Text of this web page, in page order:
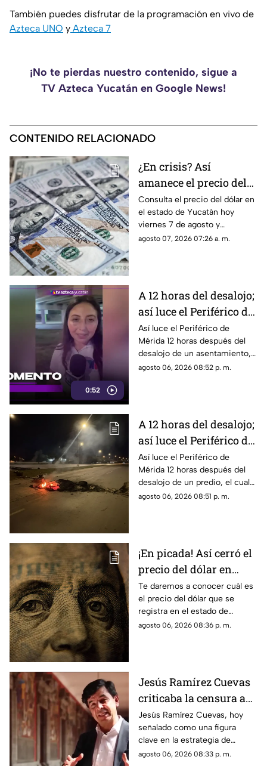
También puedes disfrutar de la programación en vivo de
Azteca UNO y Azteca 7
¡No te pierdas nuestro contenido, sigue a
TV Azteca Yucatán en Google News!
CONTENIDO RELACIONADO
¿En crisis? Así
amanece el precio del
dólar HOY, viernes 7 de
agosto en Yucatán
Consulta el precio del dólar en
el estado de Yucatán hoy
viernes 7 de agosto y
descubre si conviene cambiar
agosto 07, 2026 07:26 a. m.
0:52
A 12 horas del desalojo;
así luce el Periférico de
Mérida tras bloqueo y
protestas de
manifestantes
Así luce el Periférico de
Mérida 12 horas después del
desalojo de un asentamiento,
el cual provocó protestas,
agosto 06, 2026 08:52 p. m.
A 12 horas del desalojo;
así luce el Periférico de
Mérida tras bloqueo y
protestas de
manifestantes
Así luce el Periférico de
Mérida 12 horas después del
desalojo de un predio, el cual
provocó protestas, barricadas
agosto 06, 2026 08:51 p. m.
¡En picada! Así cerró el
precio del dólar en
Yucatán HOY jueves 6
de agosto de 2026
Te daremos a conocer cuál es
el precio del dólar que se
registra en el estado de
Yucatán al cierre de la jornada
agosto 06, 2026 08:36 p. m.
Jesús Ramírez Cuevas
criticaba la censura a
medios en 2013
Jesús Ramírez Cuevas, hoy
señalado como una figura
clave en la estrategia de
censura del gobierno, criticaba
agosto 06, 2026 08:33 p. m.